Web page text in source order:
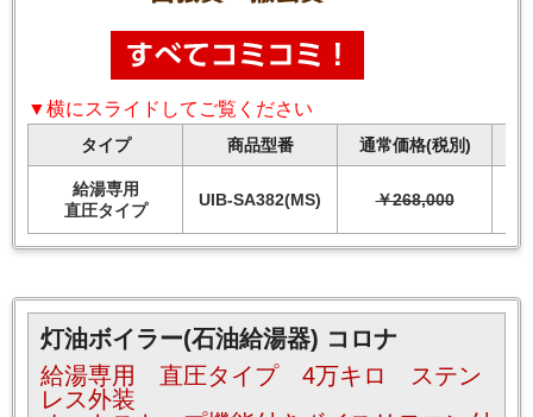
▼横にスライドしてご覧ください
タイプ 商品型番 通常価格(税別)
給湯専用
直圧タイプ
UIB-SA382(MS) ￥268,000
灯油ボイラー(石油給湯器) コロナ
給湯専用 直圧タイプ 4万キロ ステン
レス外装